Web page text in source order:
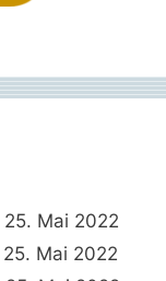
25. Mai 2022
25. Mai 2022